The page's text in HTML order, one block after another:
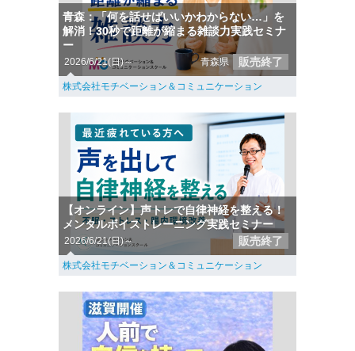
青森：「何を話せばいいかわからない…」を
解消！30秒で距離が縮まる雑談力実践セミナ
ー
2026/6/21(日)～ 青森県 販売終了
株式会社モチベーション＆コミュニケーション
【オンライン】声トレで自律神経を整える！
メンタルボイストレーニング実践セミナー
2026/6/21(日)～ 販売終了
株式会社モチベーション＆コミュニケーション